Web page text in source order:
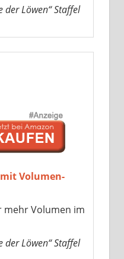
der Löwen“ Staffel
Volumen-
mehr Volumen im
der Löwen“ Staffel